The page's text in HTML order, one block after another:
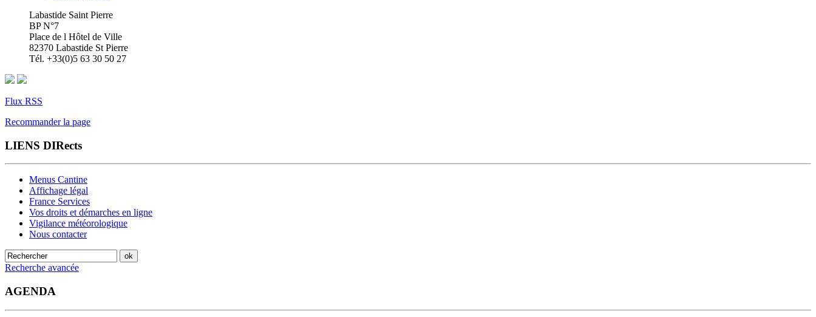
Labastide Saint Pierre
BP N°7
Place de l Hôtel de Ville
82370 Labastide St Pierre
Tél. +33(0)5 63 30 50 27
Flux RSS
Recommander la page
LIENS DIRects
Menus Cantine
Affichage légal
France Services
Vos droits et démarches en ligne
Vigilance météorologique
Nous contacter
Recherche avancée
AGENDA